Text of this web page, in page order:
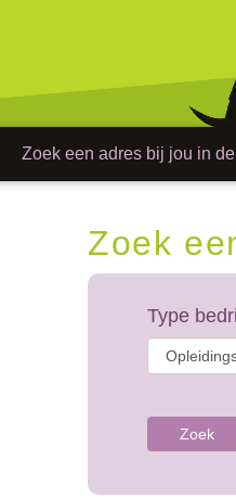
Zoek een adres bij jou in
Zoek
Type
Zoek